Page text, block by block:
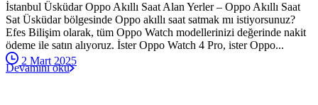
İstanbul Üsküdar Oppo Akıllı Saat Alan Yerler – Oppo Akıllı Saat
Sat Üsküdar bölgesinde Oppo akıllı saat satmak mı istiyorsunuz?
Efes Bilişim olarak, tüm Oppo Watch modellerinizi değerinde nakit
ödeme ile satın alıyoruz. İster Oppo Watch 4 Pro, ister Oppo...
2 Mart 2025
Devamını oku